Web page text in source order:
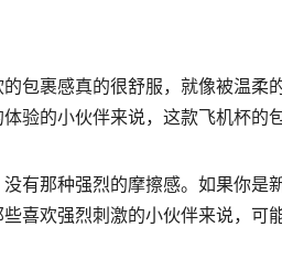
包裹感真的很舒服，就像被温柔
验的小伙伴来说，这款飞机杯的
有那种强烈的摩擦感。如果你是
喜欢强烈刺激的小伙伴来说，可